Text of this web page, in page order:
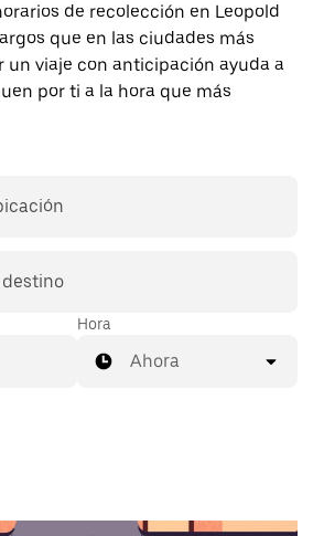
de recolección en Leopold
que en las ciudades más
un viaje con anticipación ayuda a
por ti a la hora que más
Hora
Ahora